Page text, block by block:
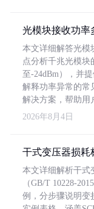
光模块接收功率
本文详细解答光模
点分析千兆光模块
至-24dBm），并
解释功率异常的常
解决方案，帮助用
2026年8月4日
干式变压器损耗
本文详细解析干式
（GB/T 10228-
例，分步骤说明变